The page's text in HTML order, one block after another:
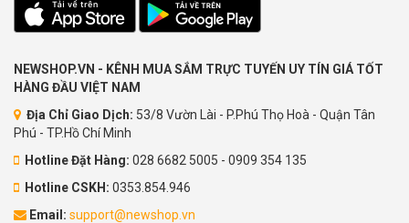
NEWSHOP.VN - KÊNH MUA SẮM TRỰC TUYẾN UY TÍN GIÁ TỐT
HÀNG ĐẦU VIỆT NAM
Địa Chỉ Giao Dịch: 53/8 Vườn Lài - P.Phú Thọ Hoà - Quận Tân
Phú - TP.Hồ Chí Minh
Hotline Đặt Hàng: 028 6682 5005 - 0909 354 135
Hotline CSKH: 0353.854.946
Email: support@newshop.vn